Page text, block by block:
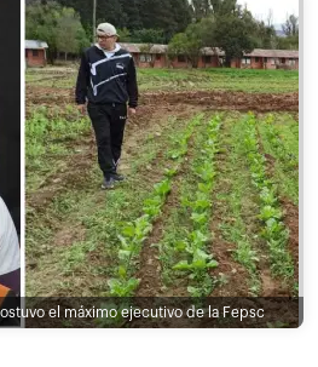
el máximo ejecutivo de la Fepsc